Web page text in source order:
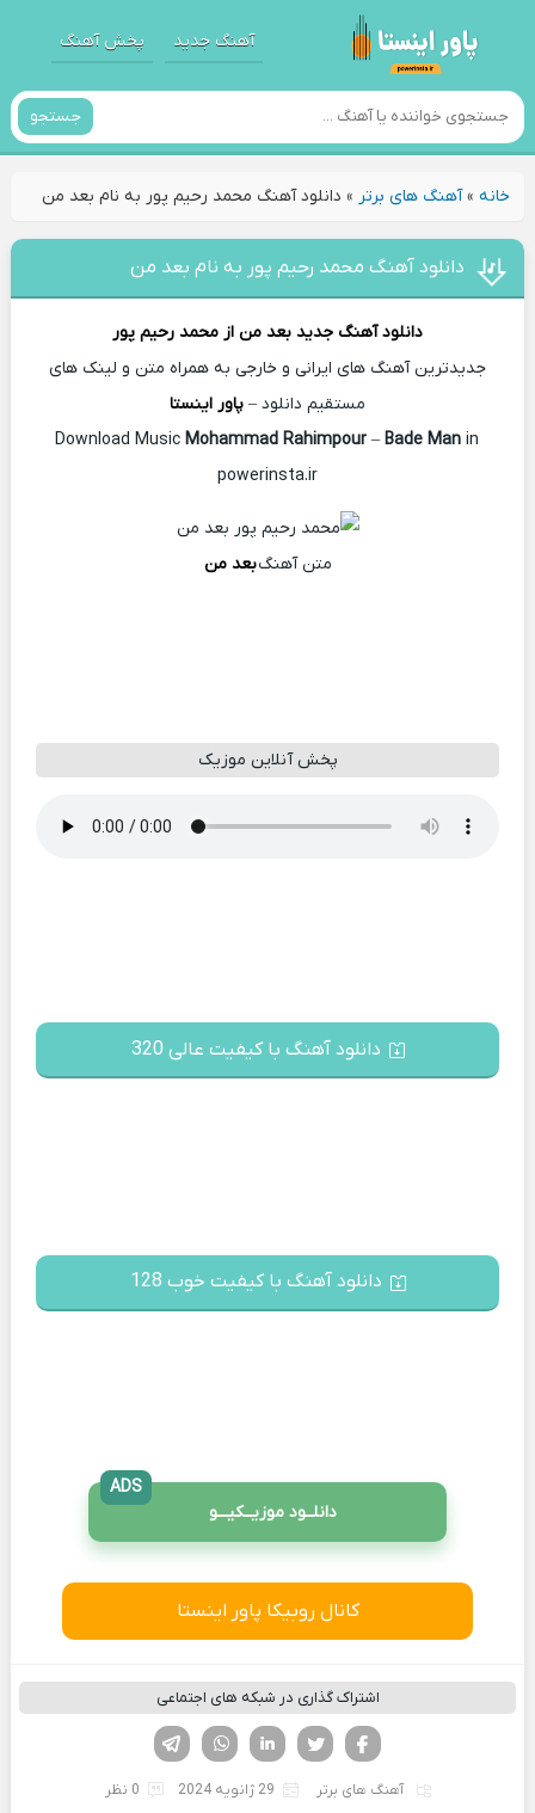
آهنگ جدید پخش آهنگ
جستجو
خانه»آهنگ های برتر » دانلود آهنگ محمد رحیم پور به نام بعد من
دانلود آهنگ محمد رحیم پور به نام بعد من
دانلود آهنگ جدید بعد من از محمد رحیم پور
جدیدترین آهنگ های ایرانی و خارجی به همراه متن و لینک های
مستقیم دانلود – پاور اینستا
Mohammad Rahimpour – Bade Man in
powerinsta.ir
متن آهنگبعد من
پخش آنلاین موزیک
دانلود آهنگ با کیفیت عالی 320
دانلود آهنگ با کیفیت خوب 128
دانلــود موزیــکیـــو
ADS
کانال روبیکا پاور اینستا
اشتراک گذاری در شبکه های اجتماعی
لینکدین تویتر
فیسوک
آهنگ های برتر 29 ژانویه 2024 0 نظر